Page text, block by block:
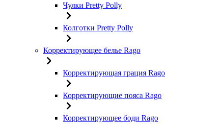
Чулки Pretty Polly
Колготки Pretty Polly
Корректирующее белье Rago
Корректирующая грация Rago
Корректирующие пояса Rago
Корректирующее боди Rago